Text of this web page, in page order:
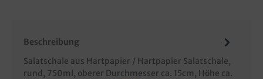
Beschreibung
Salatschale aus Hartpapier / Hartpapier Salatschale,
rund, 750ml, oberer Durchmesser ca. 15cm, Höhe ca.